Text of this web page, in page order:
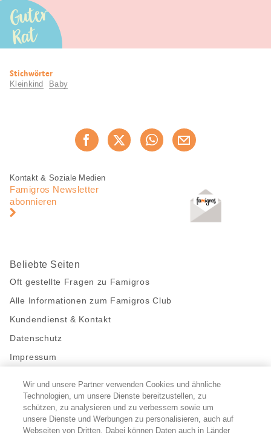
Guter
Rat
Nützliche
Informationen
Stichwörter
Kleinkind Baby
Jetzt weiterempfehlen
Fusszeile
Fusszeile
Navigation
Kontakt & Soziale Medien
Famigros Newsletter
abonnieren
Beliebte Seiten
Oft gestellte Fragen zu Famigros
Alle Informationen zum Famigros Club
Kundendienst & Kontakt
Datenschutz
Impressum
Bleibe mit uns in Kontakt
Facebook
https://twitter.com/migros
https://www.youtube.com/user/
PinterestInstagram
Wir und unsere Partner verwenden Cookies und ähnliche
Technologien, um unsere Dienste bereitzustellen, zu
schützen, zu analysieren und zu verbessern sowie um
unsere Dienste und Werbungen zu personalisieren, auch auf
Webseiten von Dritten. Dabei können Daten auch in Länder